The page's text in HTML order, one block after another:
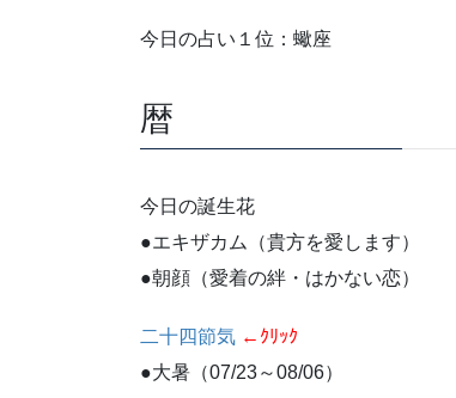
今日の占い１位：蠍座
暦
今日の誕生花
●エキザカム（貴方を愛します）
●朝顔（愛着の絆・はかない恋）
二十四節気 ←ｸﾘｯｸ
●大暑（07/23～08/06）